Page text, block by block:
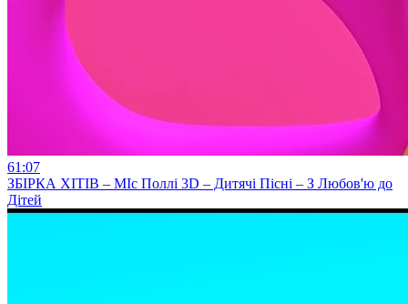
61:07
ЗБІРКА ХІТІВ – МІс Поллі 3D – Дитячі Пісні – З Любов'ю до
Дітей